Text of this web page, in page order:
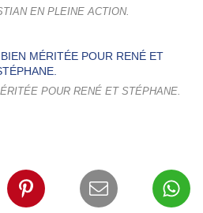
EN PLEINE ACTION.
POUR RENÉ ET STÉPHANE.